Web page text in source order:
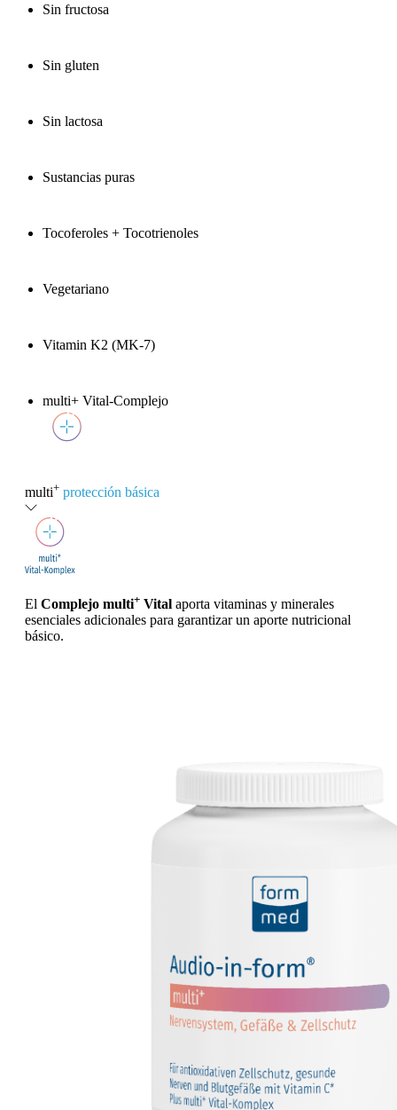
Sin fructosa
Sin gluten
Sin lactosa
Sustancias puras
Tocoferoles + Tocotrienoles
Vegetariano
Vitamin K2 (MK-7)
multi+ Vital-Complejo
multi+ protección básica
El Complejo multi+ Vital aporta vitaminas y minerales
esenciales adicionales para garantizar un aporte nutricional
básico.